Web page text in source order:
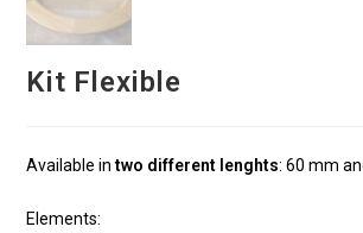
Kit Flexible
Available intwo different lenghts: 60 mm
Elements: